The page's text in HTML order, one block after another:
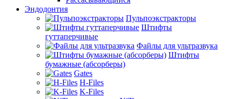
Эндодонтия
Пульпоэкстракторы
Штифты
гуттаперчивые
Файлы для ультразвука
Штифты
бумажные (абсорберы)
Gates
H-Files
K-Files